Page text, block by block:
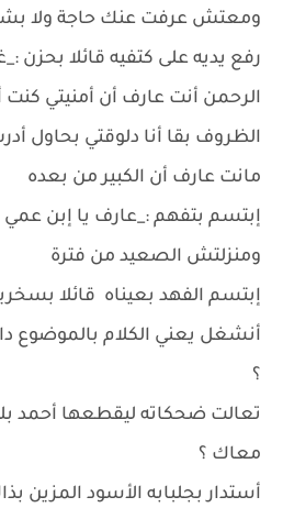
ومعتش عرفت عنك حاجة ولا
رفع يديه على كتفيه قائلا بحزن
الرحمن أنت عارف أن أمنيتي
الظروف بقا أنا دلوقتي بحاول
مانت عارف أن الكبير من بعده
إبتسم بتفهم :_عارف يا إبن
ومنزلتش الصعيد من فترة
إبتسم الفهد بعيناه قائلا
أنشغل يعني الكلام بالموضوع
؟
تعالت ضحكاته ليقطعها أحمد
معاك ؟
أستدار بجلبابه الأسود المزين